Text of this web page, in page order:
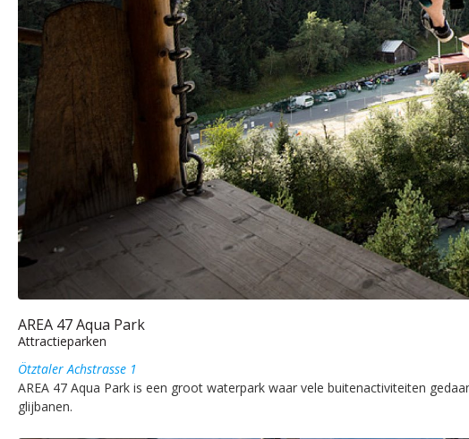
AREA 47 Aqua Park
Attractieparken
Ötztaler Achstrasse 1
AREA 47 Aqua Park is een groot waterpark waar vele buitenactiviteiten
glijbanen.